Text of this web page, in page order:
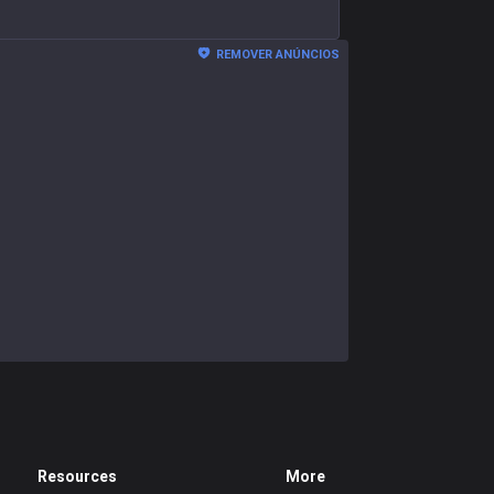
REMOVER ANÚNCIOS
Resources More